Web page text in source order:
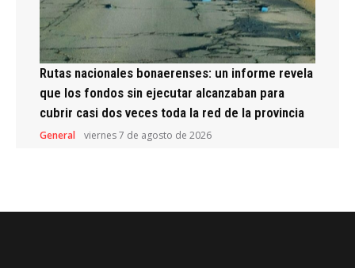
Rutas nacionales bonaerenses: un informe revela
que los fondos sin ejecutar alcanzaban para
cubrir casi dos veces toda la red de la provincia
General viernes 7 de agosto de 2026